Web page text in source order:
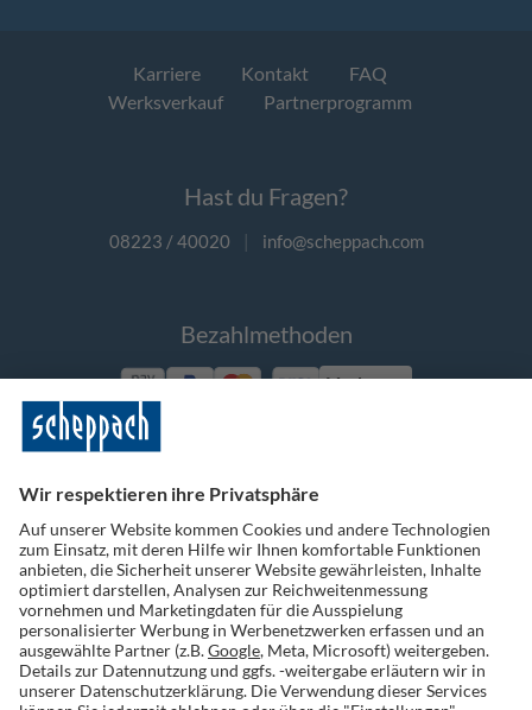
Karriere Kontakt
FAQ
Werksverkauf
Partnerprogramm
Hast du Fragen?
08223 / 40020 | info@scheppach.com
Bezahlmethoden
Vorkasse
Folge uns auf Social Media